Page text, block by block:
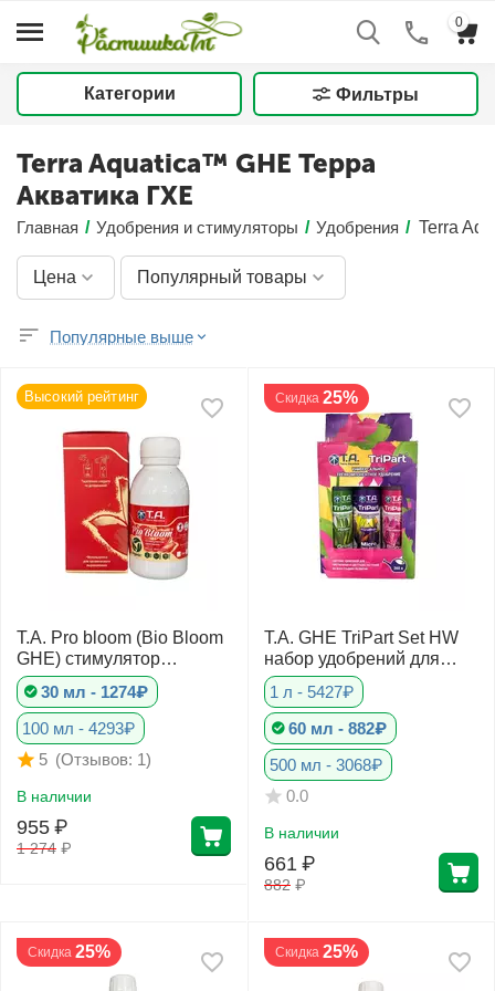
0
Категории Фильтры
Terra Aquatica™ GHE Терра
Акватика ГХЕ
Главная / Удобрения и стимуляторы / Удобрения / Terra
Цена Популярный товары
Популярные выше
Высокий рейтинг
T.A. Pro bloom (Bio Bloom
GHE) стимулятор
цветения
30 мл - 1274₽
100 мл - 4293₽
(Отзывов: 1)
5
В наличии
1 274 ₽
955 ₽
Скидка 25%
T.A. GHE TriPart Set HW
набор удобрений для
жесткой воды
1 л - 5427₽
60 мл - 882₽
500 мл - 3068₽
0.0
В наличии
882 ₽
661 ₽
Скидка 25% Скидка 25%